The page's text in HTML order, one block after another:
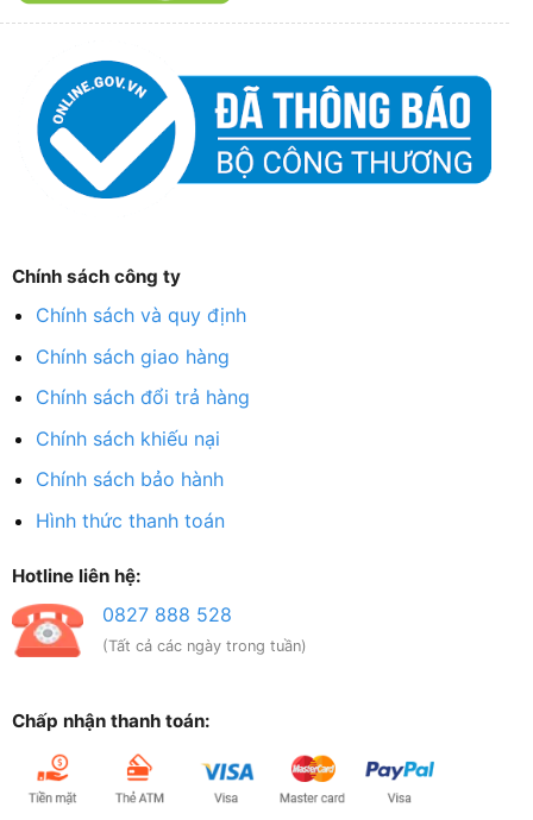
Chính sách công ty
Chính sách và quy định
Chính sách giao hàng
Chính sách đổi trả hàng
Chính sách khiếu nại
Chính sách bảo hành
Hình thức thanh toán
Hotline liên hệ:
0827 888 528
(Tất cả các ngày trong tuần)
Chấp nhận thanh toán: